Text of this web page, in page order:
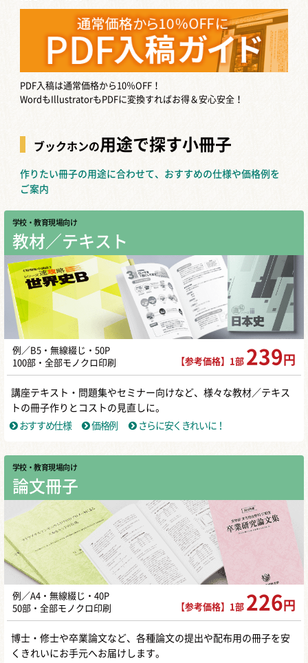
PDF入稿は通常価格から10％OFF！
WordもIllustratorもPDFに変換すればお得＆安心安全！
ブックホンの用途で探す小冊子
作りたい冊子の用途に合わせて、おすすめの仕様や価格例を
ご案内
学校・教育現場向け
教材／テキスト
例／B5・無線綴じ・50P
100部・全部モノクロ印刷
【参考価格】1部 239 円
講座テキスト・問題集やセミナー向けなど、様々な教材／テキス
トの冊子作りとコストの見直しに。
おすすめ仕様
価格例 さらに安くきれいに！
学校・教育現場向け
論文冊子
例／A4・無線綴じ・40P
50部・全部モノクロ印刷
【参考価格】1部 226 円
博士・修士や卒業論文など、各種論文の提出や配布用の冊子を安
くきれいにお手元へお届けします。